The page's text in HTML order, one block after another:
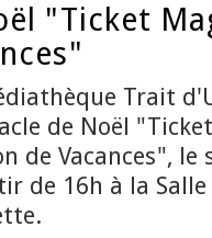
"Ticket
Trait
de Noël
de Vacances",
de 16h à la Salle